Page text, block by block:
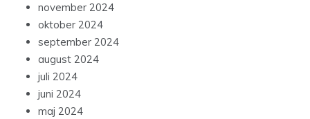
november 2024
oktober 2024
september 2024
august 2024
juli 2024
juni 2024
maj 2024